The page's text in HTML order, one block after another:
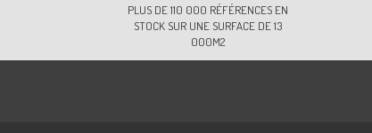
PLUS DE 110 000 RÉFÉRENCES EN
STOCK SUR UNE SURFACE DE 13
000M2